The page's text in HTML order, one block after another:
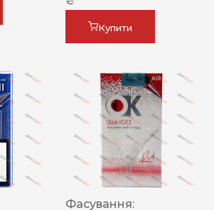
Купити
Фасування: